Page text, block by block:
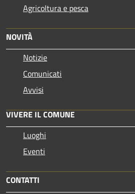
Agricoltura e pesca
NOVITÀ
Notizie
Comunicati
Avvisi
VIVERE IL COMUNE
Luoghi
Eventi
CONTATTI